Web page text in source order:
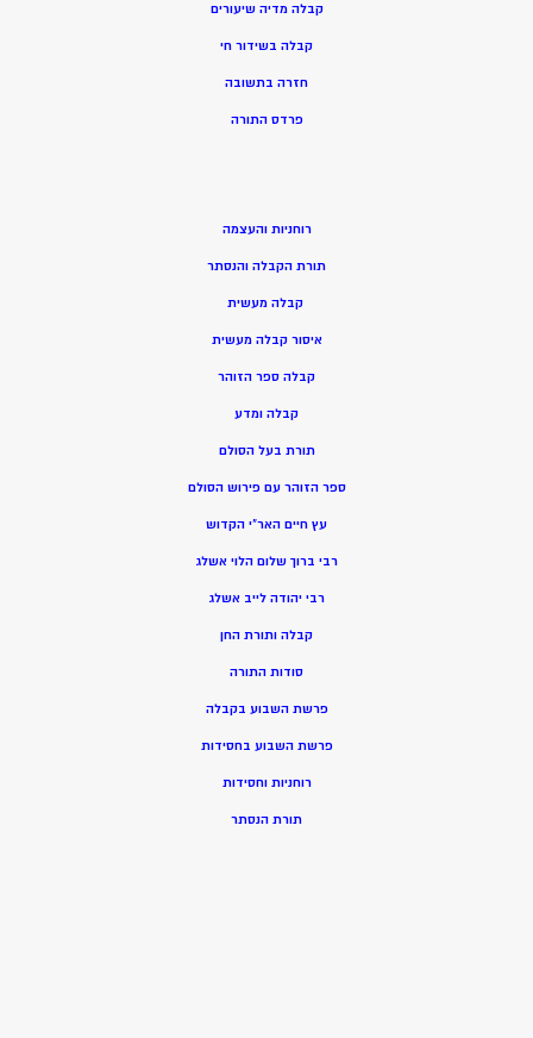
קבלה מדיה שיעורים
קבלה בשידור חי
חזרה בתשובה
פרדס התורה
רוחניות והעצמה
תורת הקבלה והנסתר
קבלה מעשית
איסור קבלה מעשית
קבלה ספר הזוהר
קבלה ומדע
תורת בעל הסולם
ספר הזוהר עם פירוש הסולם
עץ חיים האר”י הקדוש
רבי ברוך שלום הלוי אשלג
רבי יהודה לייב אשלג
קבלה ותורת החן
סודות התורה
פרשת השבוע בקבלה
פרשת השבוע בחסידות
רוחניות וחסידות
תורת הנסתר